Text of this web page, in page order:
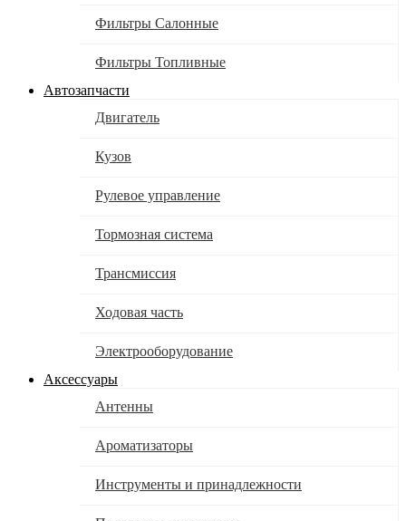
Фильтры Салонные
Фильтры Топливные
Автозапчасти
Двигатель
Кузов
Рулевое управление
Тормозная система
Трансмиссия
Ходовая часть
Электрооборудование
Аксессуары
Антенны
Ароматизаторы
Инструменты и принадлежности